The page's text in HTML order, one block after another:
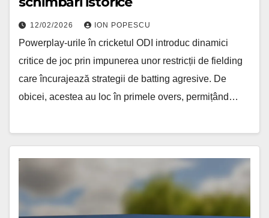
12/02/2026 ION POPESCU
Powerplay-urile în cricketul ODI introduc dinamici
critice de joc prin impunerea unor restricții de fielding
care încurajează strategii de batting agresive. De
obicei, acestea au loc în primele overs, permițând…